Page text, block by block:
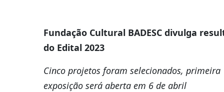
Fundação Cultural BADESC divulga
do Edital 2023
Cinco projetos foram selecionados, primeira
exposição será aberta em 6 de abril